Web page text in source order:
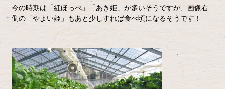
今の時期は「紅ほっぺ」「あき姫」が多いそうですが、画像右
側の「やよい姫」もあと少しすれば食べ頃になるそうです！